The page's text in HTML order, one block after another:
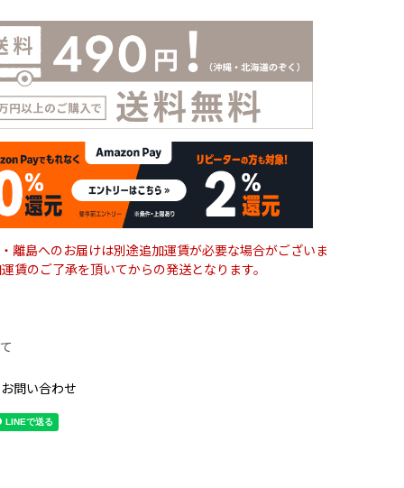
離島へのお届けは別途追加運賃が必要な場合がございま
賃のご了承を頂いてからの発送となります。
問い合わせ